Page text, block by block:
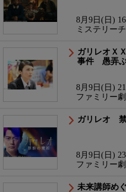
8月9日(日)
ミステリー
ガリレオＸ
事件 愚弄
8月9日(日)
ファミリー
ガリレオ
8月9日(日)
ファミリー
未来講師め